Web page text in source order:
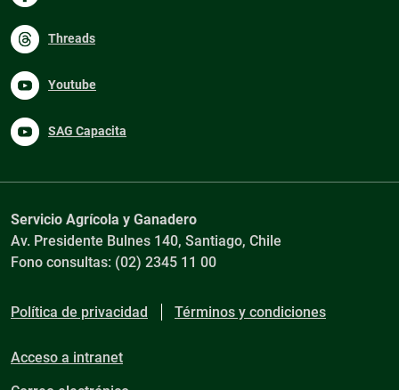
Threads
Youtube
SAG Capacita
Servicio Agrícola y Ganadero
Av. Presidente Bulnes 140, Santiago, Chile
Fono consultas: (02) 2345 11 00
Política de privacidad Términos y condiciones
Acceso a intranet